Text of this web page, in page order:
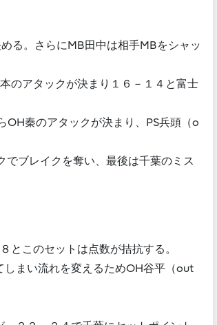
る。さらにMB田中は相手MBをシャッ
のアタックが決まり１６－１４と富士
秦のアタックが決まり、PS兵頭（o
ブレイクを奪い、最後は千葉のミス
このセットは点数が拮抗する。
まい流れを変えるためOH谷平（out